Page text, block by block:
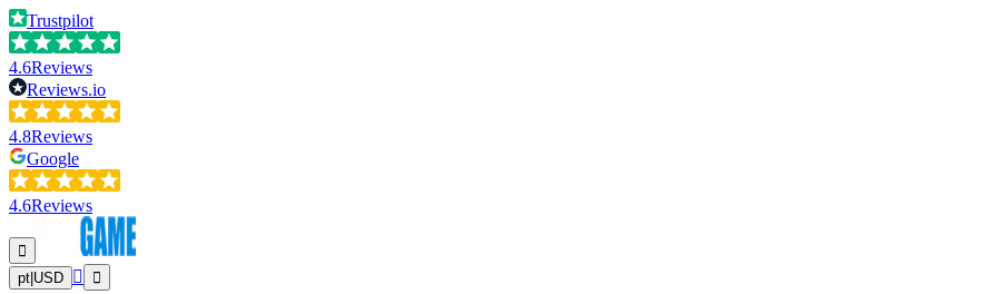
Trustpilot
4.6Reviews
Reviews.io
4.8Reviews
Google
4.6Reviews
pt USD